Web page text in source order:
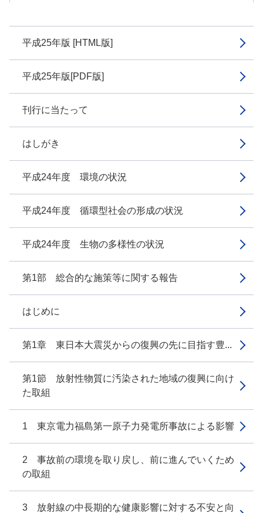
平成25年版 [HTML版]
平成25年版[PDF版]
刊行に当たって
はしがき
平成24年度 環境の状況
平成24年度 循環型社会の形成の状況
平成24年度 生物の多様性の状況
第1部 総合的な施策等に関する報告
はじめに
第1章 東日本大震災からの復興の先に目指す豊...
第1節 放射性物質に汚染された地域の復興に向け
た取組
1 東京電力福島第一原子力発電所事故による影響
2 事故前の環境を取り戻し、前に進んでいくため
の取組
3 放射線の中長期的な健康影響に対する不安と向